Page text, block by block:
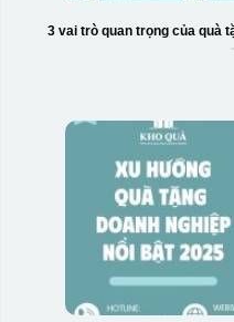
3 vai trò quan trọng của quà